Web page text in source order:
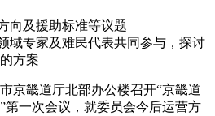
向及援助标准等议题
域专家及难民代表共同参与，探讨
方案
京畿道厅北部办公楼召开“京畿道
第一次会议，就委员会今后运营方